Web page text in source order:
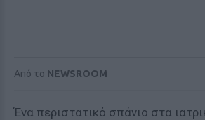
Από το NEWSROOM
Ένα περιστατικό σπάνιο στα